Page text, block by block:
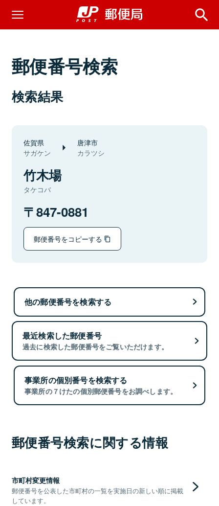
郵便番号検索
検索結果
佐賀県
サガケン
唐津市
カラツシ
竹木場
タケコバ
847-0881
郵便番号をコピーする
他の郵便番号を検索する
最近検索した郵便番号
過去に検索した郵便番号をご覧いただけます。
事業所の個別番号を検索する
事業所の７けたの個別郵便番号をお調べします。
郵便番号検索に関する情報
市町村変更情報
郵便番号を公表した市町村の一覧を実施日の新しい順に掲載
しています。